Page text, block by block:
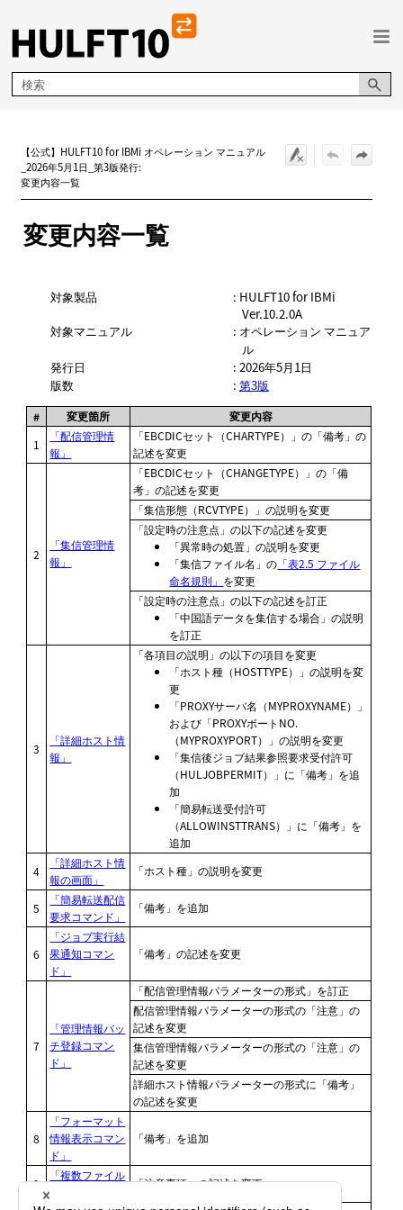
メイン コンテンツにスキップ
【公式】HULFT10 for IBMi オペレーション マニュアル
_2026年5月1日_第3版発行:
変更内容一覧
変更内容一覧
対象製品
: HULFT10 for IBMi
Ver.10.2.0A
対象マニュアル
: オペレーション マニュア
ル
発行日
: 2026年5月1日
版数
: 第3版
# 変更箇所
変更内容
1
「配信管理情
報」
EBCDICセット（CHARTYPE）
の「備考」の
記述を変更
2
「集信管理情
報」
EBCDICセット（CHANGETYPE）
の「備
考」の記述を変更
集信形態（RCVTYPE）
の説明を変更
「設定時の注意点」の以下の記述を変更
「異常時の処置」の説明を変更
「集信ファイル名」の 「表2.5 ファイル
命名規則」 を変更
「設定時の注意点」の以下の記述を訂正
「中国語データを集信する場合」の説明
を訂正
3
「詳細ホスト情
報」
「各項目の説明」の以下の項目を変更
ホスト種（HOSTTYPE）
の説明を変
更
PROXYサーバ名（MYPROXYNAME）
および
PROXYポートNO.
（MYPROXYPORT）
の説明を変更
集信後ジョブ結果参照要求受付許可
（HULJOBPERMIT）
に「備考」を追
加
簡易転送受付許可
（ALLOWINSTTRANS）
に「備考」を
追加
4
「詳細ホスト情
報の画面」
「ホスト種」の説明を変更
5
「簡易転送配信
要求コマンド」
「備考」を追加
6
「ジョブ実行結
果通知コマン
ド」
「備考」の記述を変更
7
「管理情報バッ
チ登録コマン
ド」
「配信管理情報パラメーターの形式」を訂正
配信管理情報パラメーターの形式の「注意」の
記述を変更
集信管理情報パラメーターの形式の「注意」の
記述を変更
詳細ホスト情報パラメーターの形式に「備考」
の記述を変更
8
「フォーマット
情報表示コマン
ド」
「備考」を追加
9
「複数ファイル
「注意事項」の記述を変更